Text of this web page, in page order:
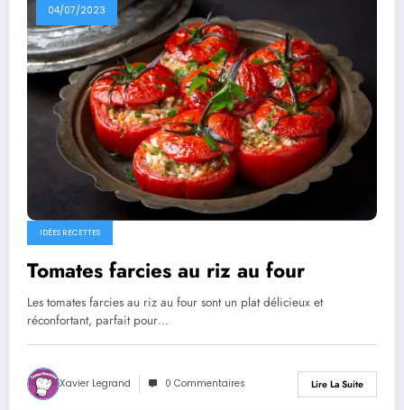
04/07/2023
IDÉES RECETTES
Tomates farcies au riz au four
Les tomates farcies au riz au four sont un plat délicieux et
réconfortant, parfait pour…
Xavier Legrand 0 Commentaires Lire La Suite